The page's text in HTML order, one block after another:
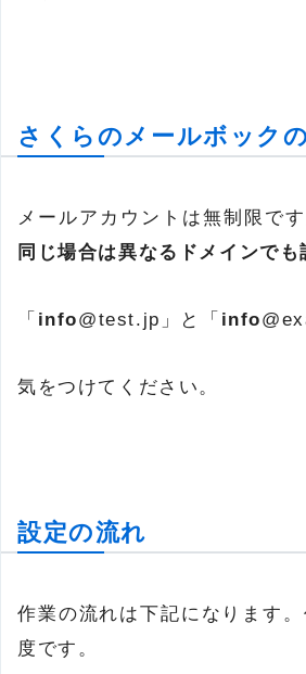
さくらのメールボック
メールアカウントは無制限です
同じ場合は異なるドメインでも
「 info@test.jp」と「 info
気をつけてください。
設定の流れ
作業の流れは下記になります
度です。